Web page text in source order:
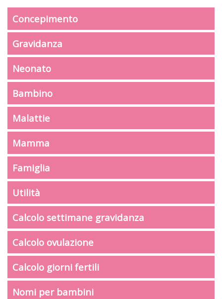
Concepimento
Gravidanza
Neonato
Bambino
Malattie
Mamma
Famiglia
Utilità
Calcolo settimane gravidanza
Calcolo ovulazione
Calcolo giorni fertili
Nomi per bambini